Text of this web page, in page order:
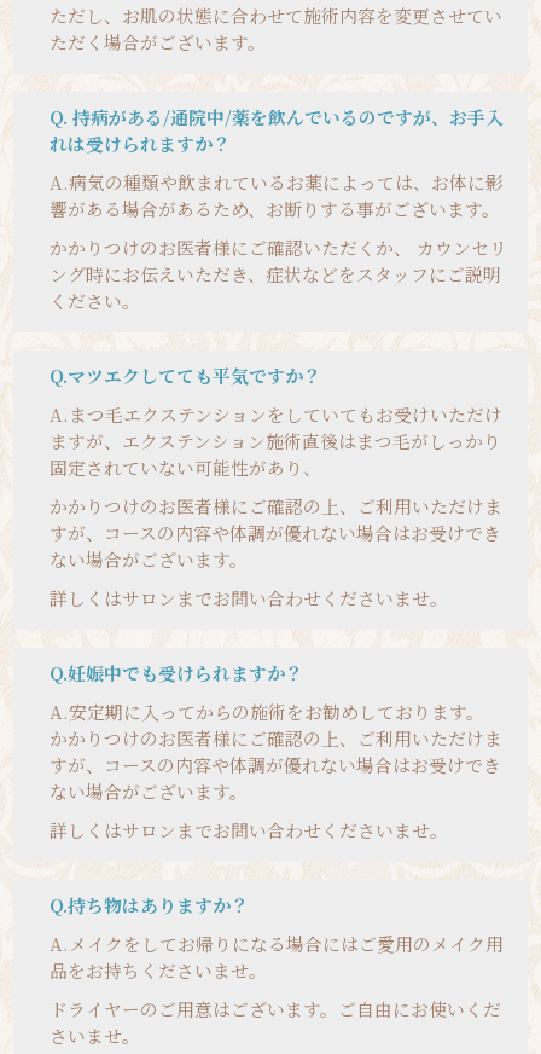
ただし、お肌の状態に合わせて施術内容を変更させてい
ただく場合がございます。
Q. 持病がある/通院中/薬を飲んでいるのですが、お手入
れは受けられますか？
A.病気の種類や飲まれているお薬によっては、お体に影
響がある場合があるため、お断りする事がございます。
かかりつけのお医者様にご確認いただくか、 カウンセリ
ング時にお伝えいただき、症状などをスタッフにご説明
ください。
Q.マツエクしてても平気ですか？
A.まつ毛エクステンションをしていてもお受けいただけ
ますが、エクステンション施術直後はまつ毛がしっかり
固定されていない可能性があり、
かかりつけのお医者様にご確認の上、ご利用いただけま
すが、コースの内容や体調が優れない場合はお受けでき
ない場合がございます。
詳しくはサロンまでお問い合わせくださいませ。
Q.妊娠中でも受けられますか？
A.安定期に入ってからの施術をお勧めしております。
かかりつけのお医者様にご確認の上、ご利用いただけま
すが、コースの内容や体調が優れない場合はお受けでき
ない場合がございます。
詳しくはサロンまでお問い合わせくださいませ。
Q.持ち物はありますか？
A. メイクをしてお帰りになる場合にはご愛用のメイク用
品をお持ちくださいませ。
ドライヤーのご用意はございます。ご自由にお使いくだ
さいませ。